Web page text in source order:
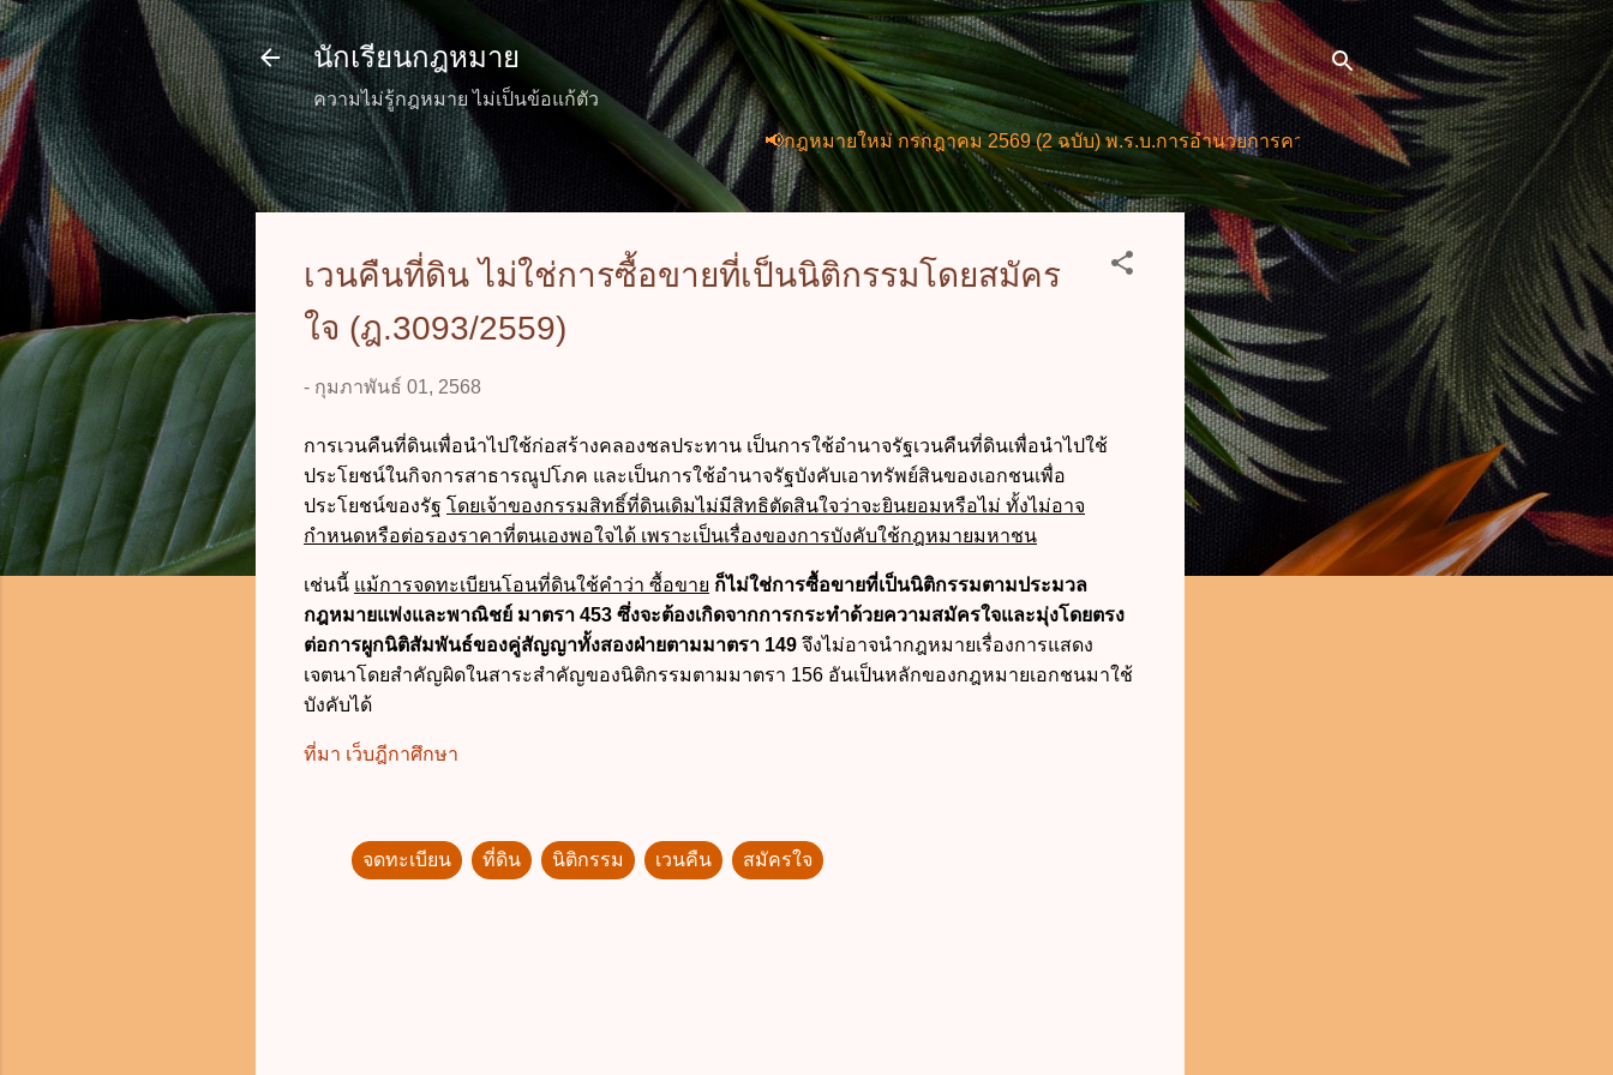
ข้ามไปที่เนื้อหาหลัก
นักเรียนกฎหมาย
ความไม่รู้กฎหมาย ไม่เป็นข้อแก้ตัว
📢กฎหมายใหม่ กรกฎาคม 2569 (2 ฉบับ) พ.ร.บ.การอำนวยการความสะดวกในการพิจารณาอนุญาตและการให้บ
เวนคืนที่ดิน ไม่ใช่การซื้อขายที่เป็นนิติกรรมโดยสมัคร
ใจ (ฎ.3093/2559)
- กุมภาพันธ์ 01, 2568
การเวนคืนที่ดินเพื่อนำไปใช้ก่อสร้างคลองชลประทาน เป็นการใช้อำนาจรัฐเวนคืนที่ดินเพื่อนำไปใช้
ประโยชน์ในกิจการสาธารณูปโภค และเป็นการใช้อำนาจรัฐบังคับเอาทรัพย์สินของเอกชนเพื่อ
ประโยชน์ของรัฐ โดยเจ้าของกรรมสิทธิ์ที่ดินเดิมไม่มีสิทธิตัดสินใจว่าจะยินยอมหรือไม่ ทั้งไม่อาจ
กำหนดหรือต่อรองราคาที่ตนเองพอใจได้ เพราะเป็นเรื่องของการบังคับใช้กฎหมายมหาชน
เช่นนี้ แม้การจดทะเบียนโอนที่ดินใช้คำว่า ซื้อขาย ก็ไม่ใช่การซื้อขายที่เป็นนิติกรรมตามประมวล
กฎหมายแพ่งและพาณิชย์ มาตรา 453 ซึ่งจะต้องเกิดจากการกระทำด้วยความสมัครใจและมุ่งโดยตรง
ต่อการผูกนิติสัมพันธ์ของคู่สัญญาทั้งสองฝ่ายตามมาตรา 149 จึงไม่อาจนำกฎหมายเรื่องการแสดง
เจตนาโดยสำคัญผิดในสาระสำคัญของนิติกรรมตามมาตรา 156 อันเป็นหลักของกฎหมายเอกชนมาใช้
บังคับได้
ที่มา เว็บฎีกาศึกษา
จดทะเบียน ที่ดิน นิติกรรม เวนคืน สมัครใจ